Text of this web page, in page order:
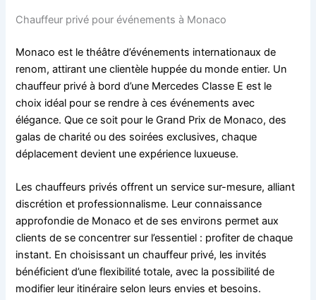
Chauffeur privé pour événements à Monaco
Monaco est le théâtre d’événements internationaux de
renom, attirant une clientèle huppée du monde entier. Un
chauffeur privé à bord d’une Mercedes Classe E est le
choix idéal pour se rendre à ces événements avec
élégance. Que ce soit pour le Grand Prix de Monaco, des
galas de charité ou des soirées exclusives, chaque
déplacement devient une expérience luxueuse.
Les chauffeurs privés offrent un service sur-mesure, alliant
discrétion et professionnalisme. Leur connaissance
approfondie de Monaco et de ses environs permet aux
clients de se concentrer sur l’essentiel : profiter de chaque
instant. En choisissant un chauffeur privé, les invités
bénéficient d’une flexibilité totale, avec la possibilité de
modifier leur itinéraire selon leurs envies et besoins.